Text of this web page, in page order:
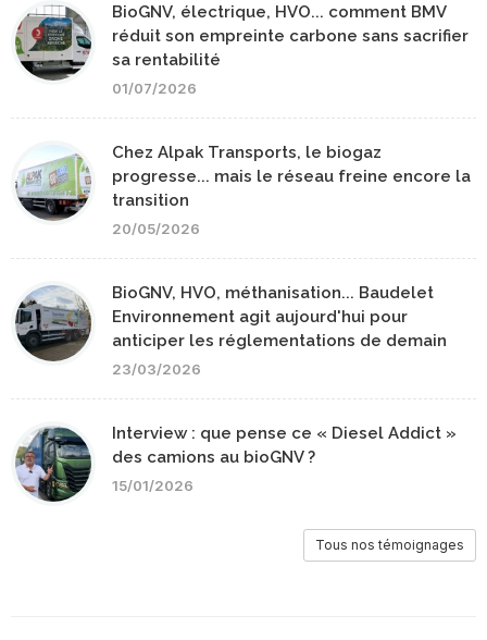
BioGNV, électrique, HVO... comment BMV
réduit son empreinte carbone sans sacrifier
sa rentabilité
01/07/2026
Chez Alpak Transports, le biogaz
progresse... mais le réseau freine encore la
transition
20/05/2026
BioGNV, HVO, méthanisation... Baudelet
Environnement agit aujourd'hui pour
anticiper les réglementations de demain
23/03/2026
Interview : que pense ce « Diesel Addict »
des camions au bioGNV ?
15/01/2026
Tous nos témoignages